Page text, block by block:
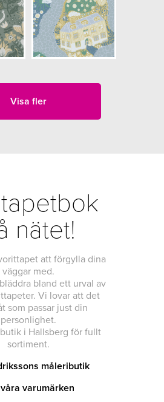
Visa fler
nätet!
att förgylla dina
väggar med.
bland ett urval av
Vi lovar att det
som passar just din
personlighet.
i Hallsberg för fullt
sortiment.
måleributik
varumärken